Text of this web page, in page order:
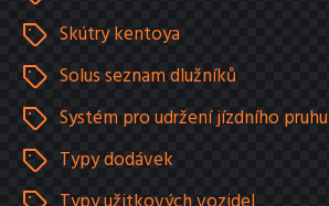
Skútry kentoya
Solus seznam dlužníků
Systém pro udržení jízdního pruhu
Typy dodávek